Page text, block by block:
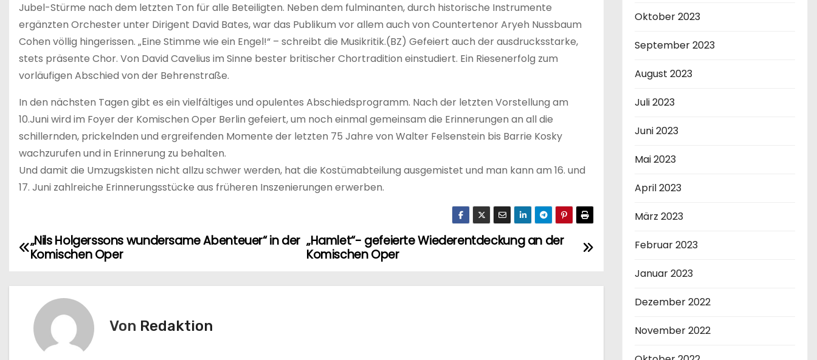
Jubel-Stürme nach dem letzten Ton für alle Beteiligten. Neben dem fulminanten, durch historische Instrumente
ergänzten Orchester unter Dirigent David Bates, war das Publikum vor allem auch von Countertenor Aryeh Nussbaum
Cohen völlig hingerissen. „Eine Stimme wie ein Engel!“ – schreibt die Musikritik.(BZ) Gefeiert auch der ausdrucksstarke,
stets präsente Chor. Von David Cavelius im Sinne bester britischer Chortradition einstudiert. Ein Riesenerfolg zum
vorläufigen Abschied von der Behrenstraße.
In den nächsten Tagen gibt es ein vielfältiges und opulentes Abschiedsprogramm. Nach der letzten Vorstellung am
10.Juni wird im Foyer der Komischen Oper Berlin gefeiert, um noch einmal gemeinsam die Erinnerungen an all die
schillernden, prickelnden und ergreifenden Momente der letzten 75 Jahre von Walter Felsenstein bis Barrie Kosky
wachzurufen und in Erinnerung zu behalten.
Und damit die Umzugskisten nicht allzu schwer werden, hat die Kostümabteilung ausgemistet und man kann am 16. und
17. Juni zahlreiche Erinnerungsstücke aus früheren Inszenierungen erwerben.
B
„Hamlet“- gefeierte Wiederentdeckung an der
Komischen Oper
„Nils Holgerssons wundersame Abenteuer“ in der
Komischen Oper
Von Redaktion
Oktober 2023
September 2023
August 2023
Juli 2023
Juni 2023
Mai 2023
April 2023
März 2023
Februar 2023
Januar 2023
Dezember 2022
November 2022